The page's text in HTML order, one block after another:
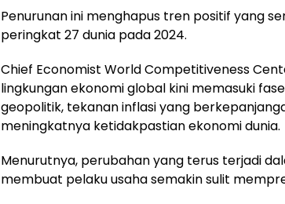
Penurunan ini menghapus tren positif yang
peringkat 27 dunia pada 2024.
Chief Economist World Competitiveness
lingkungan ekonomi global kini memasuki
geopolitik, tekanan inflasi yang
meningkatnya ketidakpastian ekonomi dunia.
Menurutnya, perubahan yang terus terjadi
membuat pelaku usaha semakin sulit